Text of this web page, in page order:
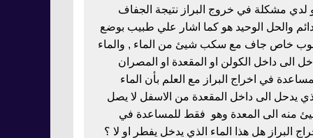
لدي مشكلة في خروج البراز نتيجة الجفاف
والحل الوحيد هو كما اشار علي طبيب بوضع
خاص جاف مع سكب شيئ من الماء , والماء
الى داخل الكولن او المقعدة او المصران
في اخراج البراز مع العلم بأن الماء
يدحل الى داخل المقعدة من الاسفل لا يصل
منه الى المعدة وهو فقط للمساعدة في
البراز هل هذا الماء الذي يدخل يفطر او لا ؟